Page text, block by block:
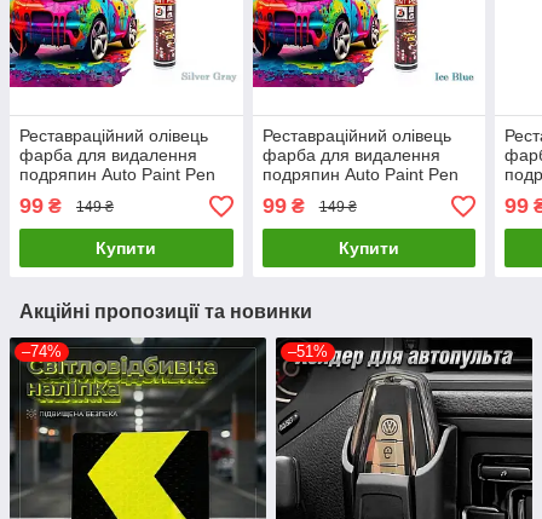
Реставраційний олівець
фарба для видалення
подряпин Auto Paint Pen
WH 424 Silver Gray
99 ₴ 149 ₴
Купити
Реставраційний олівець
фарба для видалення
подряпин Auto Paint Pen
WH 382 Ice Blue
99₴ 149 ₴
Купити
WH
99
Акційні пропозиції та новинки
–74% –51%